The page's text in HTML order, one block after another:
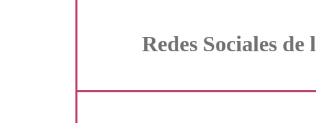
Redes Sociales